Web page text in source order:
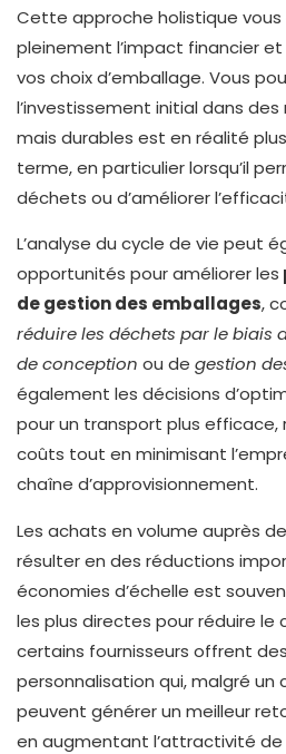
Cette approche holistique
pleinement l’impact financier
vos choix d’emballage. Vous
l’investissement initial dans
mais durables est en réalité
terme, en particulier lorsqu’il
déchets ou d’améliorer
L’analyse du cycle de vie peut
opportunités pour améliorer les
de gestion des emballages,
réduire les déchets par le biais
de conception ou de gestion
également les décisions
pour un transport plus efficace,
coûts tout en minimisant
chaîne d’approvisionnement.
Les achats en volume auprès
résulter en des réductions
économies d’échelle est
les plus directes pour réduire le
certains fournisseurs offrent
personnalisation qui, malgré un
peuvent générer un meilleur
en augmentant l’attractivité